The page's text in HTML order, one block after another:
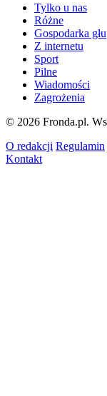
Tylko u nas
Różne
Gospodarka
Z internetu
Sport
Pilne
Wiadomości
Zagrożenia
© 2026 Fronda.pl.
O redakcji Regulamin
Kontakt